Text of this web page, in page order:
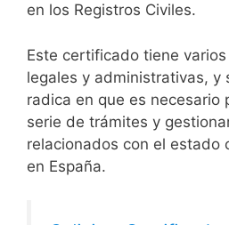
en los Registros Civiles.
Este certificado tiene
legales y administrativas, y
radica en que es necesario
serie de trámites y
relacionados con el estado
en España.